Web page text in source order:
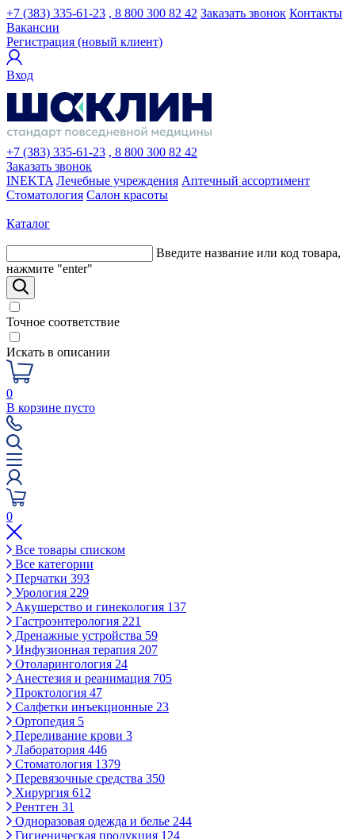
+7 (383) 335-61-23 , 8 800 300 82 42 Заказать звонок Контакты
Вакансии
Регистрация (новый клиент)
Вход
+7 (383) 335-61-23 , 8 800 300 82 42
Заказать звонок
INEKTA Лечебные учреждения Аптечный ассортимент
Стоматология Салон красоты
Каталог
Введите название или код товара,
нажмите "enter"
Точное соответствие
Искать в описании
0
В корзине пусто
0
Все товары списком
Все категории
Перчатки 393
Урология 229
Акушерство и гинекология 137
Гастроэнтерология 221
Дренажные устройства 59
Инфузионная терапия 207
Отоларингология 24
Анестезия и реанимация 705
Проктология 47
Салфетки инъекционные 23
Ортопедия 5
Переливание крови 3
Лаборатория 446
Стоматология 1379
Перевязочные средства 350
Хирургия 612
Рентген 31
Одноразовая одежда и белье 244
Гигиеническая продукция 124